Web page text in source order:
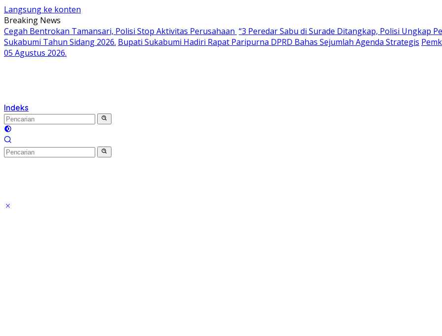
Langsung ke konten
Breaking News
Cegah Bentrokan Tamansari, Polisi Stop Aktivitas Perusahaan “3 Peredar Sabu di Surade Ditangkap, Polisi Ungkap
Sukabumi Tahun Sidang 2026. Bupati Sukabumi Hadiri Rapat Paripurna DPRD Bahas Sejumlah Agenda Strategis
05 Agustus 2026.
Indeks